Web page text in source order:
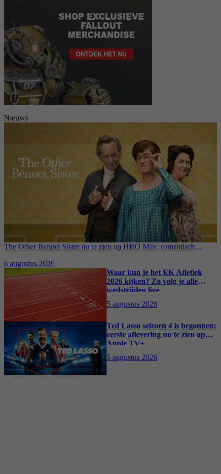
Nieuws
The Other Bennet Sister nu te zien op HBO Max: romantisch
6 augustus 2026
Waar kun je het EK Atletiek
2026 kijken? Zo volg je alle
wedstrijden live
5 augustus 2026
Ted Lasso seizoen 4 is begonnen:
eerste aflevering nu te zien op
Apple TV+
5 augustus 2026